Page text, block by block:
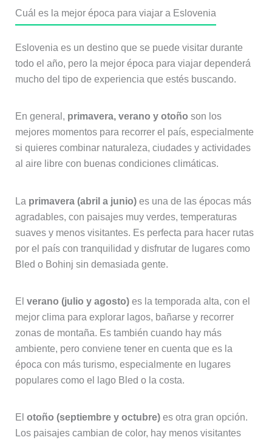
Cuál es la mejor época para viajar a Eslovenia
Eslovenia es un destino que se puede visitar durante
todo el año, pero la mejor época para viajar dependerá
mucho del tipo de experiencia que estés buscando.
En general, primavera, verano y otoño son los
mejores momentos para recorrer el país, especialmente
si quieres combinar naturaleza, ciudades y actividades
al aire libre con buenas condiciones climáticas.
La primavera (abril a junio)es una de las épocas más
agradables, con paisajes muy verdes, temperaturas
suaves y menos visitantes. Es perfecta para hacer rutas
por el país con tranquilidad y disfrutar de lugares como
Bled o Bohinj sin demasiada gente.
El verano (julio y agosto)es la temporada alta, con el
mejor clima para explorar lagos, bañarse y recorrer
zonas de montaña. Es también cuando hay más
ambiente, pero conviene tener en cuenta que es la
época con más turismo, especialmente en lugares
populares como el lago Bled o la costa.
El otoño (septiembre y octubre)es otra gran opción.
Los paisajes cambian de color, hay menos visitantes